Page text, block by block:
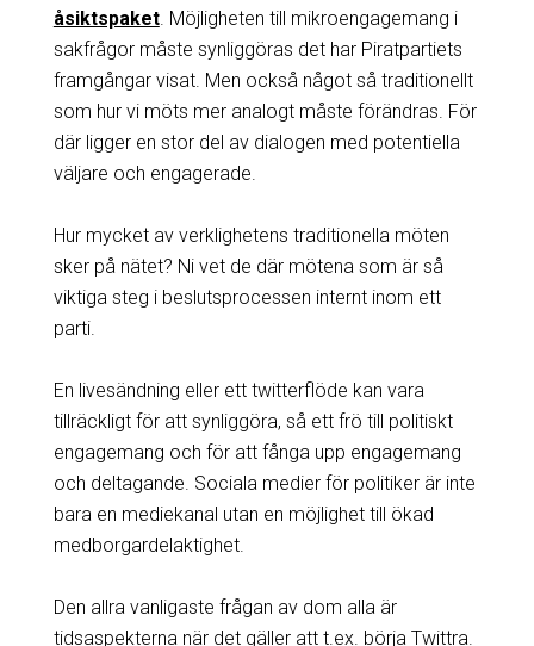
åsiktspaket. Möjligheten till mikroengagemang i
sakfrågor måste synliggöras det har Piratpartiets
framgångar visat. Men också något så traditionellt
som hur vi möts mer analogt måste förändras. För
där ligger en stor del av dialogen med potentiella
väljare och engagerade.
Hur mycket av verklighetens traditionella möten
sker på nätet? Ni vet de där mötena som är så
viktiga steg i beslutsprocessen internt inom ett
parti.
En livesändning eller ett twitterflöde kan vara
tillräckligt för att synliggöra, så ett frö till politiskt
engagemang och för att fånga upp engagemang
och deltagande. Sociala medier för politiker är inte
bara en mediekanal utan en möjlighet till ökad
medborgardelaktighet.
Den allra vanligaste frågan av dom alla är
tidsaspekterna när det gäller att t.ex. börja Twittra.